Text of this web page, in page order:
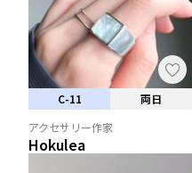
C-11
両日
アクセサリー作家
Hokulea